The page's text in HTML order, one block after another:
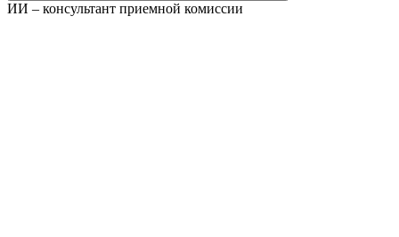
ИИ – консультант приемной комиссии